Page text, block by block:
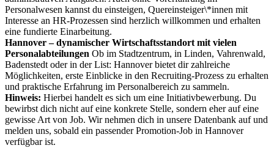
Personalwesen kannst du einsteigen, Quereinsteiger\*innen mit
Interesse an HR-Prozessen sind herzlich willkommen und erhalten
eine fundierte Einarbeitung.
Hannover – dynamischer Wirtschaftsstandort mit vielen
Personalabteilungen Ob im Stadtzentrum, in Linden, Vahrenwald,
Badenstedt oder in der List: Hannover bietet dir zahlreiche
Möglichkeiten, erste Einblicke in den Recruiting-Prozess zu erhalten
und praktische Erfahrung im Personalbereich zu sammeln.
Hinweis: Hierbei handelt es sich um eine Initiativbewerbung. Du
bewirbst dich nicht auf eine konkrete Stelle, sondern eher auf eine
gewisse Art von Job. Wir nehmen dich in unsere Datenbank auf und
melden uns, sobald ein passender Promotion-Job in Hannover
verfügbar ist.